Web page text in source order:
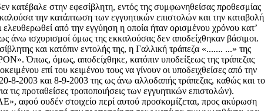
κατέβαλε στην εφεσίβλητη, εντός της συμφωνηθείσας προθεσμίας
την κατάπτωση των εγγυητικών επιστολών και την καταβολή
ελευθερωθεί από την εγγύηση η οποία ήταν ορισμένου χρόνου κατ’
ισχυρισμοί όμως της εκκαλούσας δεν αποδείχθηκαν βάσιμοι.
και κατόπιν εντολής της, η Γαλλική τράπεζα «....... ...» της
Όπως, όμως, αποδείχθηκε, κατόπιν υποδείξεως της τράπεζας
επί του κειμένου τους να γίνουν οι υποδειχθείσες από την
8-2003 και 8-9-2003 της ως άνω αλλοδαπής τράπεζας, καθώς και το
προταθείσες τροποποιήσεις των εγγυητικών επιστολών).
αφού ουδέν στοιχείο περί αυτού προσκομίζεται, προς ακύρωση